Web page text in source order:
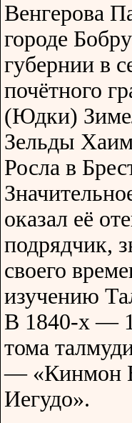
Венгерова
городе
губернии в
почётного
(Юдки)
Зельды
Росла в
оказал её
подрядчик,
своего
изучению
В 1840-х —
тома
— «Кинмон
Иегудо».